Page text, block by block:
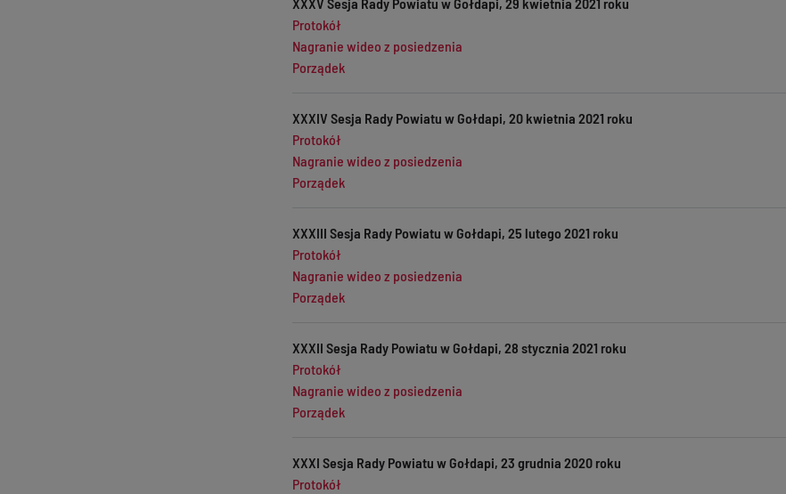
Protokół
Nagranie wideo z posiedzenia
Porządek
XXXIV Sesja Rady Powiatu w Gołdapi, 20 kwietnia 2021 roku
Protokół
Nagranie wideo z posiedzenia
Porządek
XXXIII Sesja Rady Powiatu w Gołdapi, 25 lutego 2021 roku
Protokół
Nagranie wideo z posiedzenia
Porządek
XXXII Sesja Rady Powiatu w Gołdapi, 28 stycznia 2021 roku
Protokół
Nagranie wideo z posiedzenia
Porządek
XXXI Sesja Rady Powiatu w Gołdapi, 23 grudnia 2020 roku
Protokół